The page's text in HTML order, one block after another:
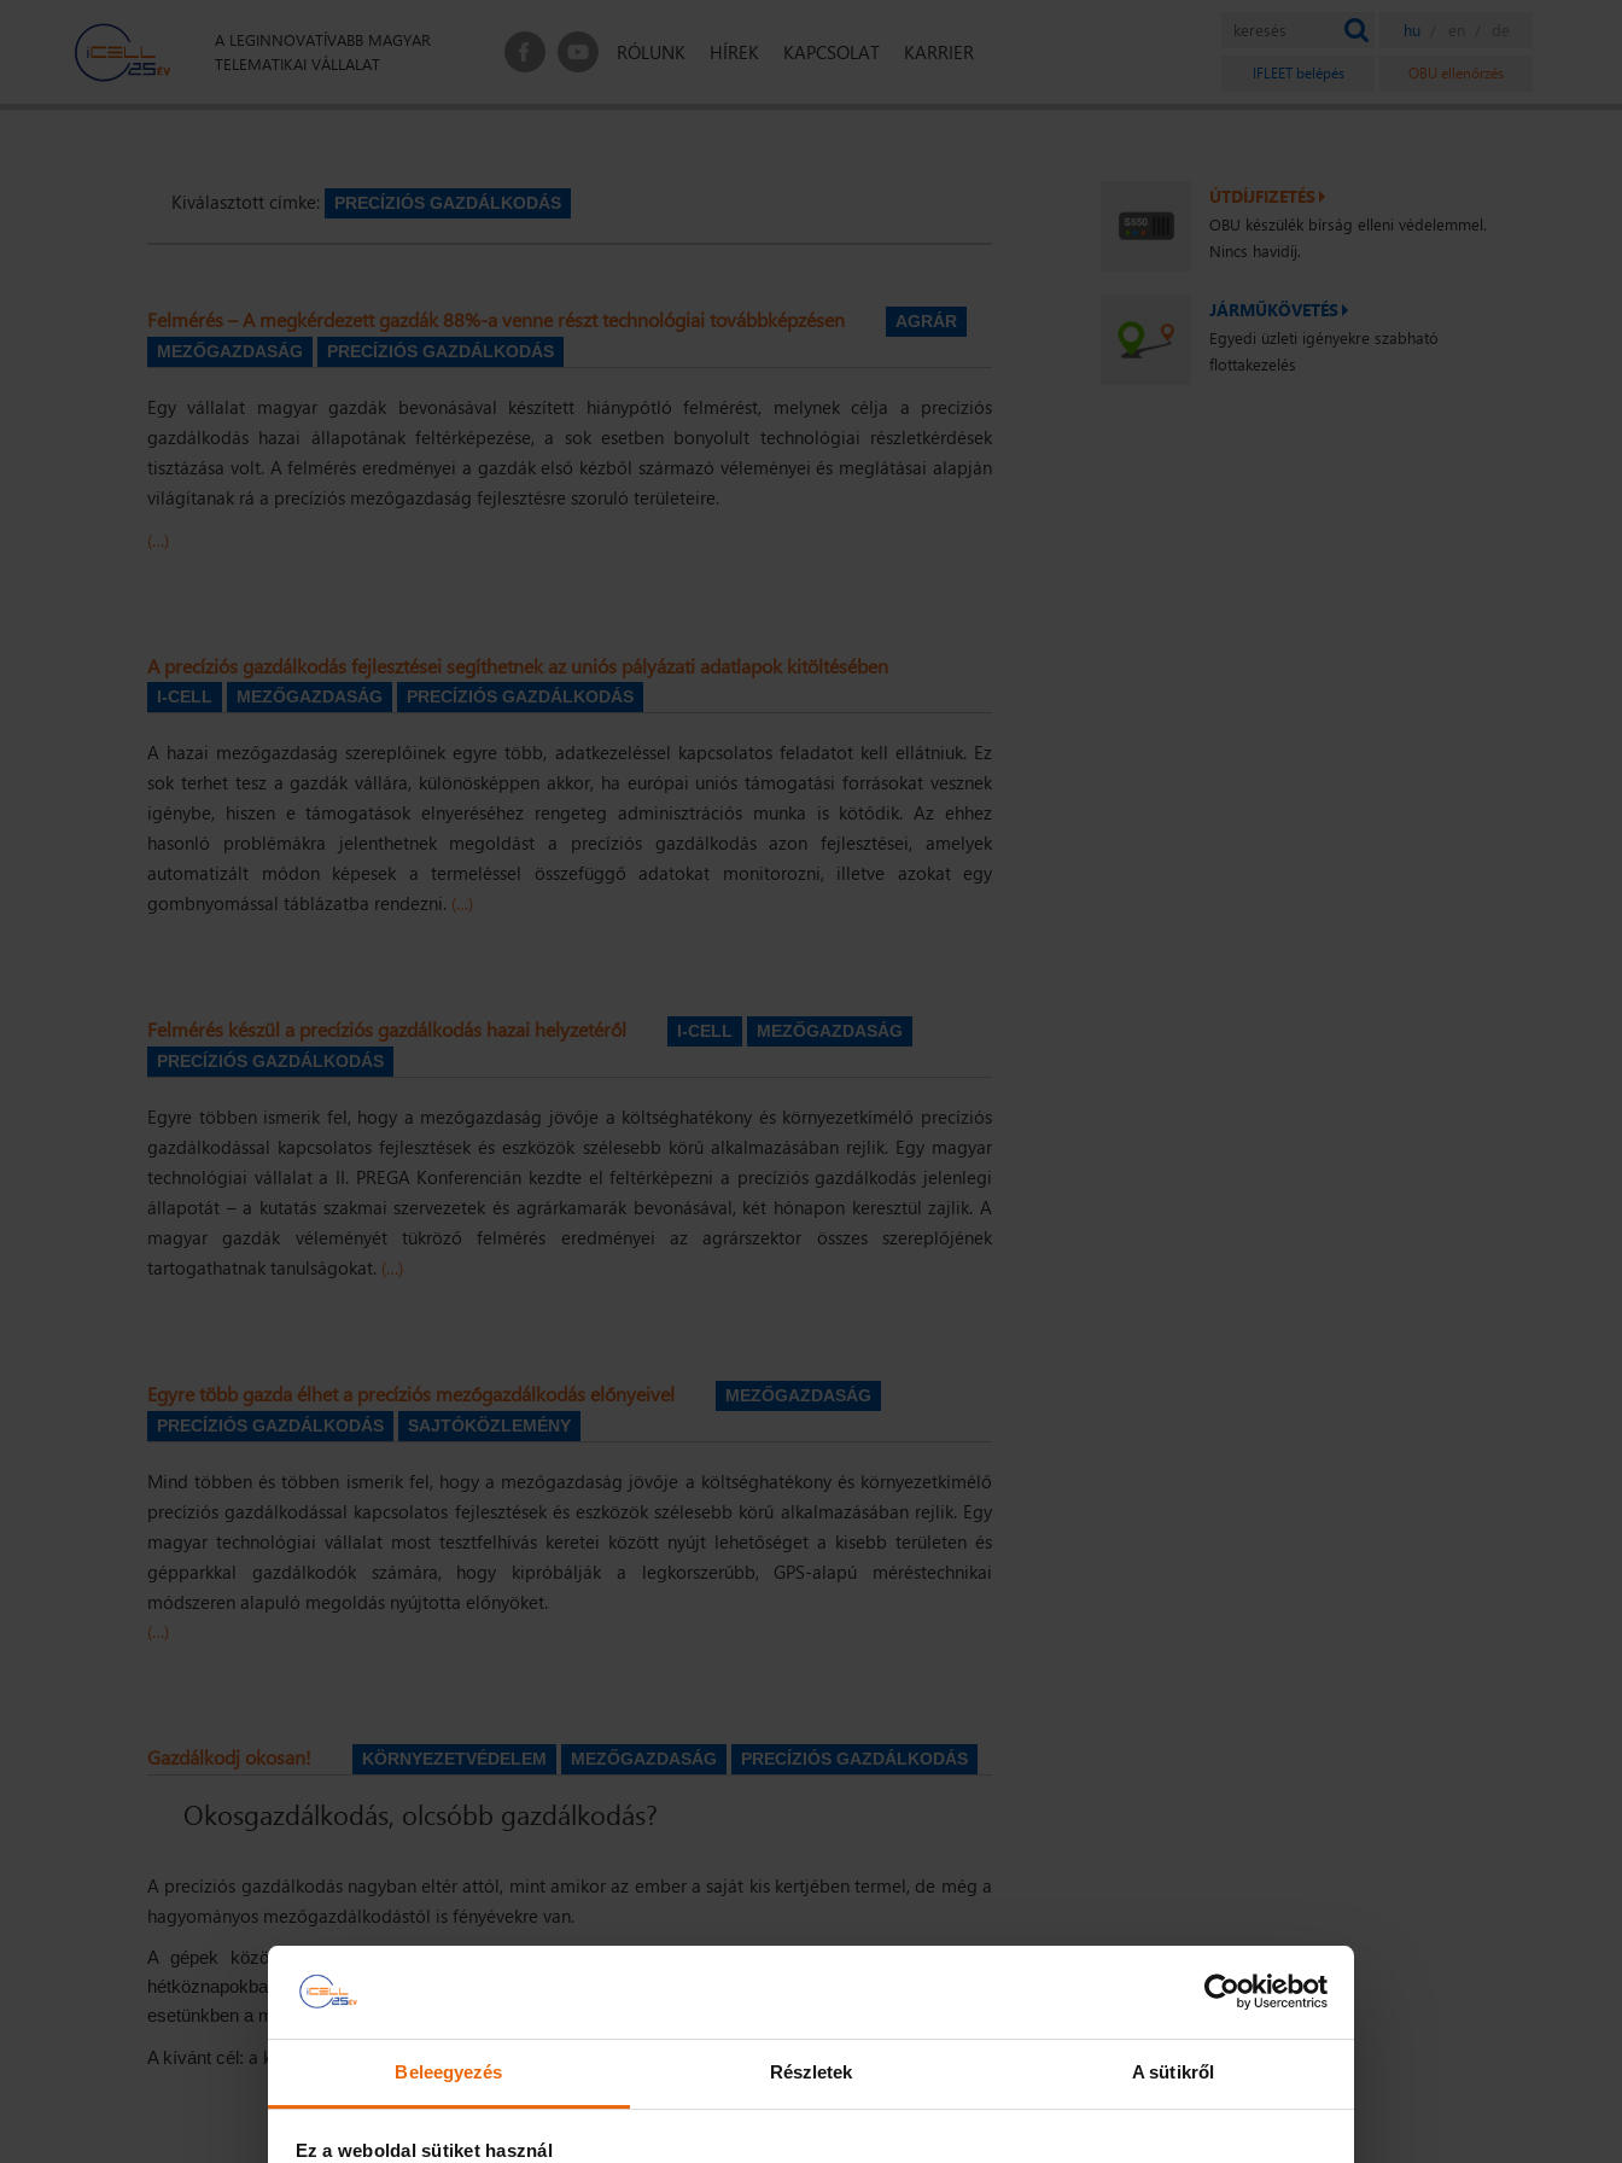
Beleegyezés Részletek A sütikről
Ez a weboldal sütiket használ
A LEGINNOVATÍVABB MAGYAR
TELEMATIKAI VÁLLALAT
RÓLUNK HÍREK KAPCSOLAT KARRIER
IFLEET belépés OBU ellenőrzés
Kiválasztott címke: PRECÍZIÓS GAZDÁLKODÁS
Felmérés – A megkérdezett gazdák 88%-a venne részt technológiai továbbképzésen
AGRÁR
MEZŐGAZDASÁG
PRECÍZIÓS GAZDÁLKODÁS
Egy vállalat magyar gazdák bevonásával készített hiánypótló felmérést, melynek célja a precíziós
gazdálkodás hazai állapotának feltérképezése, a sok esetben bonyolult technológiai részletkérdések
tisztázása volt. A felmérés eredményei a gazdák első kézből származó véleményei és meglátásai alapján
világítanak rá a precíziós mezőgazdaság fejlesztésre szoruló területeire.
(…)
A precíziós gazdálkodás fejlesztései segíthetnek az uniós pályázati adatlapok kitöltésében
I-CELL MEZŐGAZDASÁG PRECÍZIÓS GAZDÁLKODÁS
A hazai mezőgazdaság szereplőinek egyre több, adatkezeléssel kapcsolatos feladatot kell ellátniuk. Ez
sok terhet tesz a gazdák vállára, különösképpen akkor, ha európai uniós támogatási forrásokat vesznek
igénybe, hiszen e támogatások elnyeréséhez rengeteg adminisztrációs munka is kötődik. Az ehhez
hasonló problémákra jelenthetnek megoldást a precíziós gazdálkodás azon fejlesztései, amelyek
automatizált módon képesek a termeléssel összefüggő adatokat monitorozni, illetve azokat egy
gombnyomással táblázatba rendezni. (…)
Felmérés készül a precíziós gazdálkodás hazai helyzetéről I-CELL
MEZŐGAZDASÁG
PRECÍZIÓS GAZDÁLKODÁS
Egyre többen ismerik fel, hogy a mezőgazdaság jövője a költséghatékony és környezetkímélő precíziós
gazdálkodással kapcsolatos fejlesztések és eszközök szélesebb körű alkalmazásában rejlik. Egy magyar
technológiai vállalat a II. PREGA Konferencián kezdte el feltérképezni a precíziós gazdálkodás jelenlegi
állapotát – a kutatás szakmai szervezetek és agrárkamarák bevonásával, két hónapon keresztül zajlik. A
magyar gazdák véleményét tükröző felmérés eredményei az agrárszektor összes szereplőjének
tartogathatnak tanulságokat. (…)
Egyre több gazda élhet a precíziós mezőgazdálkodás előnyeivel
MEZŐGAZDASÁG
PRECÍZIÓS GAZDÁLKODÁS
SAJTÓKÖZLEMÉNY
Mind többen és többen ismerik fel, hogy a mezőgazdaság jövője a költséghatékony és környezetkímélő
precíziós gazdálkodással kapcsolatos fejlesztések és eszközök szélesebb körű alkalmazásában rejlik. Egy
magyar technológiai vállalat most tesztfelhívás keretei között nyújt lehetőséget a kisebb területen és
gépparkkal gazdálkodók számára, hogy kipróbálják a legkorszerűbb, GPS-alapú méréstechnikai
módszeren alapuló megoldás nyújtotta előnyöket.
(…)
Gazdálkodj okosan! KÖRNYEZETVÉDELEM MEZŐGAZDASÁG PRECÍZIÓS GAZDÁLKODÁS
Okosgazdálkodás, olcsóbb gazdálkodás?
A precíziós gazdálkodás nagyban eltér attól, mint amikor az ember a saját kis kertjében termel, de még a
hagyományos mezőgazdálkodástól is fényévekre van.
A gépek közötti kommunikáción alapuló M2M technológiák egyre nagyobb szerepet töltenek be a
hétköznapokban, a sok munkagépet mozgató és igénylő foglalkozásokra, vállalkozásokra – mint jelen
esetünkben a mezőgazdálkodásra – ez hatványozottan igaz.
A kívánt cél: a költséget minimalizálni, a hasznot pedig maximalizálni kell
ÚTDÍJFIZETÉS
OBU készülék bírság elleni védelemmel.
Nincs havidíj.
JÁRMŰKÖVETÉS
Egyedi üzleti igényekre szabható
flottakezelés